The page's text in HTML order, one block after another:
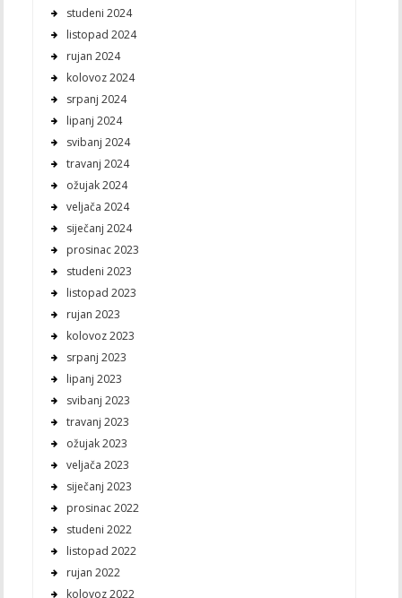
studeni 2024
listopad 2024
rujan 2024
kolovoz 2024
srpanj 2024
lipanj 2024
svibanj 2024
travanj 2024
ožujak 2024
veljača 2024
siječanj 2024
prosinac 2023
studeni 2023
listopad 2023
rujan 2023
kolovoz 2023
srpanj 2023
lipanj 2023
svibanj 2023
travanj 2023
ožujak 2023
veljača 2023
siječanj 2023
prosinac 2022
studeni 2022
listopad 2022
rujan 2022
kolovoz 2022